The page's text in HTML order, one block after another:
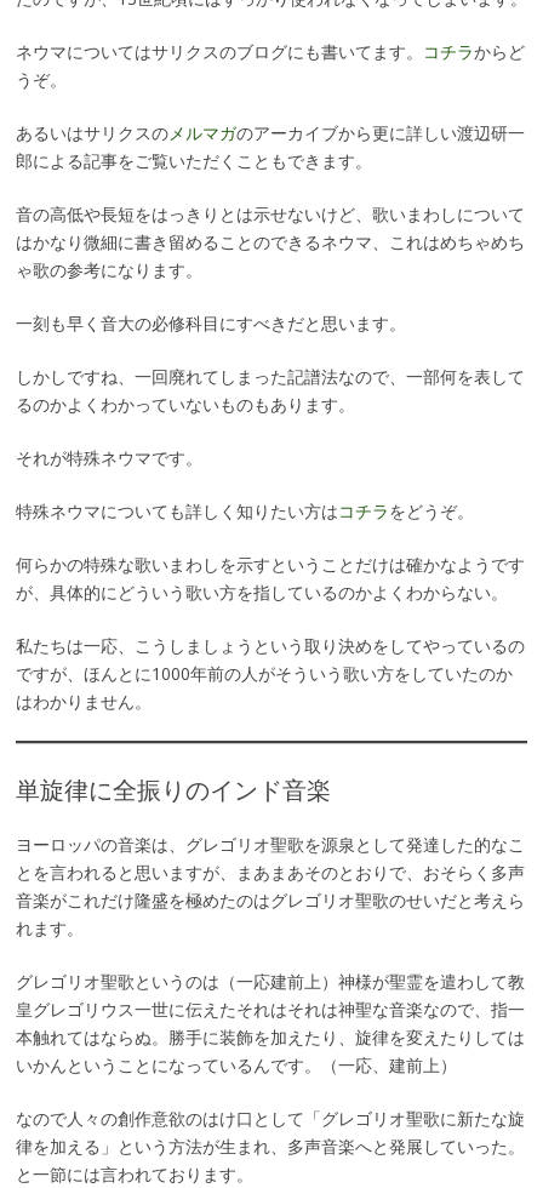
ネウマについてはサリクスのブログにも書いてます。 コチラからど
うぞ。
あるいはサリクスのメルマガのアーカイブから更に詳しい渡辺研一
郎による記事をご覧いただくこともできます。
音の高低や長短をはっきりとは示せないけど、歌いまわしについて
はかなり微細に書き留めることのできるネウマ、これはめちゃめち
ゃ歌の参考になります。
一刻も早く音大の必修科目にすべきだと思います。
しかしですね、一回廃れてしまった記譜法なので、一部何を表して
るのかよくわかっていないものもあります。
それが特殊ネウマです。
特殊ネウマについても詳しく知りたい方はコチラをどうぞ。
何らかの特殊な歌いまわしを示すということだけは確かなようです
が、具体的にどういう歌い方を指しているのかよくわからない。
私たちは一応、こうしましょうという取り決めをしてやっているの
ですが、ほんとに1000年前の人がそういう歌い方をしていたのか
はわかりません。
単旋律に全振りのインド音楽
ヨーロッパの音楽は、グレゴリオ聖歌を源泉として発達した的なこ
とを言われると思いますが、まあまあそのとおりで、おそらく多声
音楽がこれだけ隆盛を極めたのはグレゴリオ聖歌のせいだと考えら
れます。
グレゴリオ聖歌というのは（一応建前上）神様が聖霊を遣わして教
皇グレゴリウス一世に伝えたそれはそれは神聖な音楽なので、指一
本触れてはならぬ。勝手に装飾を加えたり、旋律を変えたりしては
いかんということになっているんです。（一応、建前上）
なので人々の創作意欲のはけ口として「グレゴリオ聖歌に新たな旋
律を加える」という方法が生まれ、多声音楽へと発展していった。
と一節には言われております。